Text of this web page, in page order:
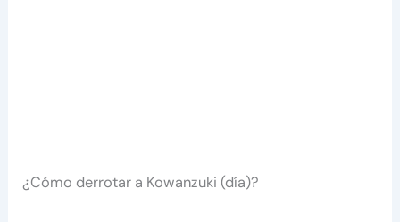
¿Cómo derrotar a Kowanzuki (día)?